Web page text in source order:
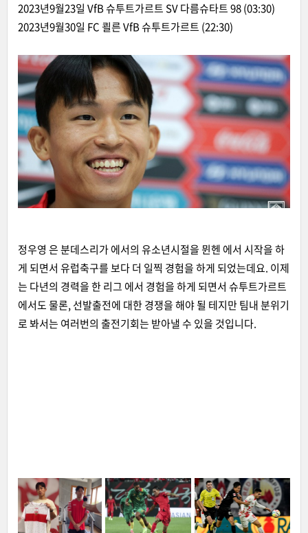
2023년9월23일 VfB 슈투트가르트 SV 다름슈타트 98 (03:30)
2023년9월30일 FC 쾰른 VfB 슈투트가르트 (22:30)
정우영 은 분데스리가 에서의 유소년시절을 뮌헨 에서 시작을 하
게 되면서 유럽축구를 보다 더 일찍 경험을 하게 되었는데요. 이제
는 다년의 경력을 한 리그 에서 경험을 하게 되면서 슈투트가르트
에서도 물론, 선발출전에 대한 경쟁을 해야 될 테지만 팀내 분위기
로 봐서는 여러번의 출전기회는 받아낼 수 있을 것입니다.